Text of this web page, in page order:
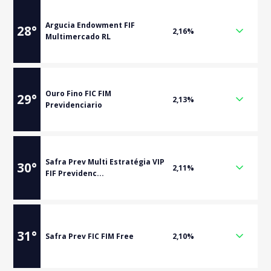
28°
Argucia Endowment FIF
Multimercado RL
2,16%
29°
Ouro Fino FIC FIM
Previdenciario
2,13%
30°
Safra Prev Multi Estratégia VIP
FIF Previdenc...
2,11%
31° Safra Prev FIC FIM Free 2,10%